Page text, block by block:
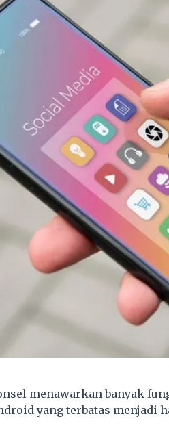
menawarkan banyak
yang terbatas menjadi